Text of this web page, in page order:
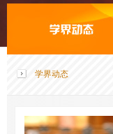
学界动态